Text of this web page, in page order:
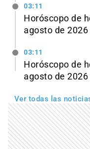
03:11
Horóscopo de
agosto de 2026
03:11
Horóscopo de
agosto de 2026
Ver todas las